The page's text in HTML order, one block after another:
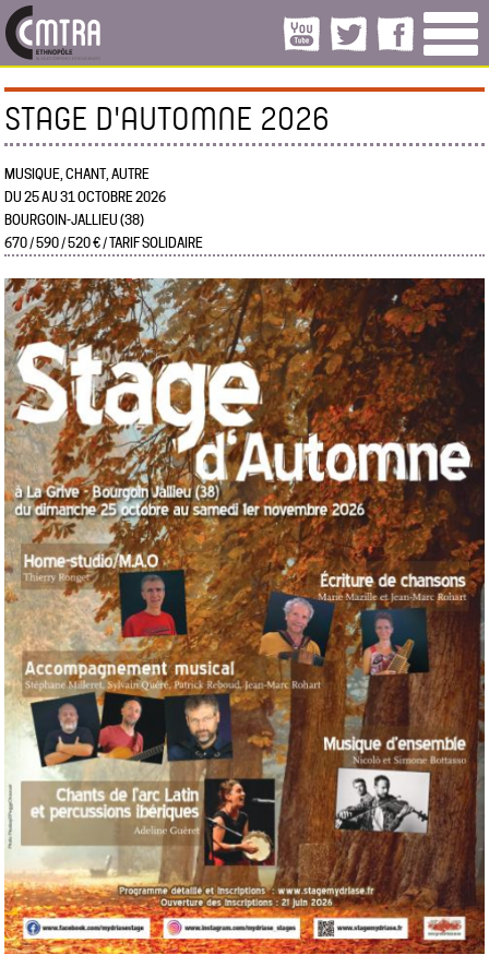
STAGE D'AUTOMNE 2026
MUSIQUE, CHANT, AUTRE
DU 25 AU 31 OCTOBRE 2026
BOURGOIN-JALLIEU (38)
670 / 590 / 520 € / TARIF SOLIDAIRE